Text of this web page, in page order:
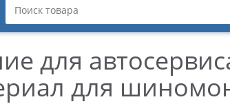
для
для